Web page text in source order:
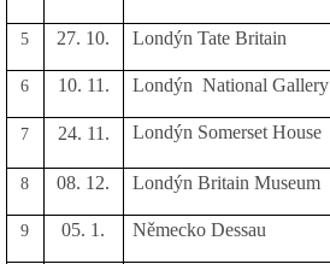
5 27. 10. Londýn Tate Britain
6 10. 11. Londýn National Gallery
7 24. 11. Londýn Somerset House
8 08. 12. Londýn Britain Museum
9 05. 1. Německo Dessau